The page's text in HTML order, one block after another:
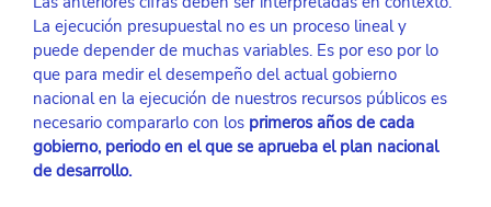
La ejecución presupuestal no es un proceso lineal y
puede depender de muchas variables. Es por eso por lo
que para medir el desempeño del actual gobierno
nacional en la ejecución de nuestros recursos públicos es
necesario compararlo con los primeros años de cada
gobierno, periodo en el que se aprueba el plan nacional
de desarrollo.